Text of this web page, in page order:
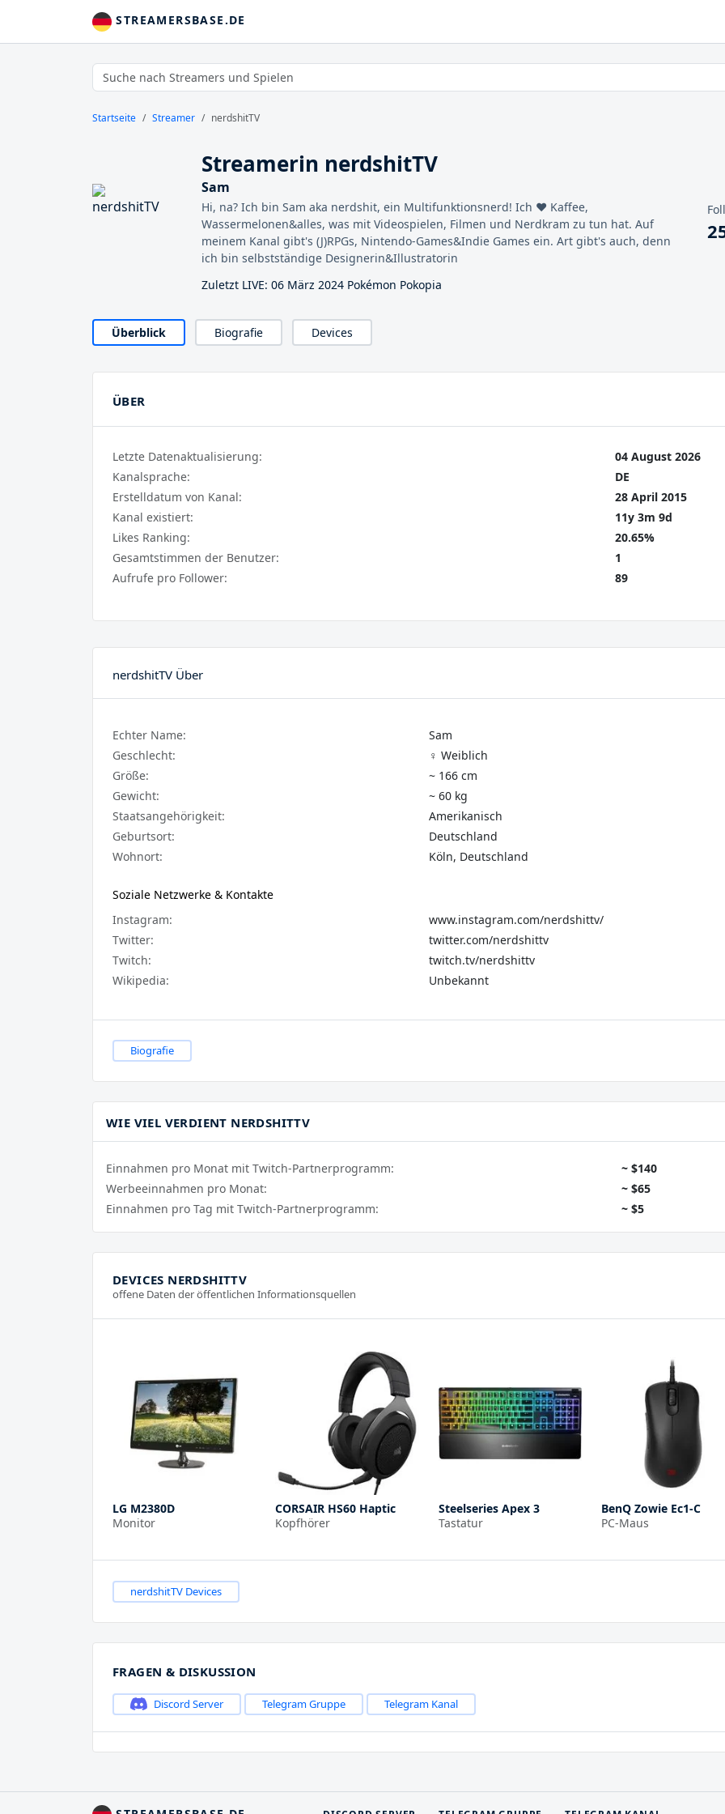
STREAMERSBASE.DE
Startseite Streamer nerdshitTV
Streamerin nerdshitTV
Sam
Hi, na? Ich bin Sam aka nerdshit, ein Multifunktionsnerd! Ich ❤️ Kaffee,
Wassermelonen&alles, was mit Videospielen, Filmen und Nerdkram zu tun hat. Auf
meinem Kanal gibt's (J)RPGs, Nintendo-Games&Indie Games ein. Art gibt's auch, denn
ich bin selbstständige Designerin&Illustratorin
Zuletzt LIVE: 06 März 2024 Pokémon Pokopia
Überblick Biografie Devices
ÜBER
Letzte Datenaktualisierung:
04 August 2026
Kanalsprache:
DE
Erstelldatum von Kanal:
28 April 2015
Kanal existiert:
11y 3m 9d
Likes Ranking:
20.65%
Gesamtstimmen der Benutzer:
1
Aufrufe pro Follower:
89
nerdshitTV Über
Echter Name:
Sam
Geschlecht:
♀️ Weiblich
Größe:
~ 166 cm
Gewicht:
~ 60 kg
Staatsangehörigkeit:
Amerikanisch
Geburtsort:
Deutschland
Wohnort:
Köln, Deutschland
Soziale Netzwerke & Kontakte
Instagram:
www.instagram.com/nerdshittv/
Twitter:
twitter.com/nerdshittv
Twitch:
twitch.tv/nerdshittv
Wikipedia:
Unbekannt
Biografie
WIE VIEL VERDIENT NERDSHITTV
Einnahmen pro Monat mit Twitch-Partnerprogramm:
~ $140
Werbeeinnahmen pro Monat:
~ $65
Einnahmen pro Tag mit Twitch-Partnerprogramm:
~ $5
DEVICES NERDSHITTV
offene Daten der öffentlichen Informationsquellen
LG M2380D
Monitor
CORSAIR HS60 Haptic
Kopfhörer
Steelseries Apex 3
Tastatur
BenQ Zowie Ec1-C
PC-Maus
nerdshitTV Devices
FRAGEN & DISKUSSION
Discord Server Telegram Gruppe Telegram Kanal